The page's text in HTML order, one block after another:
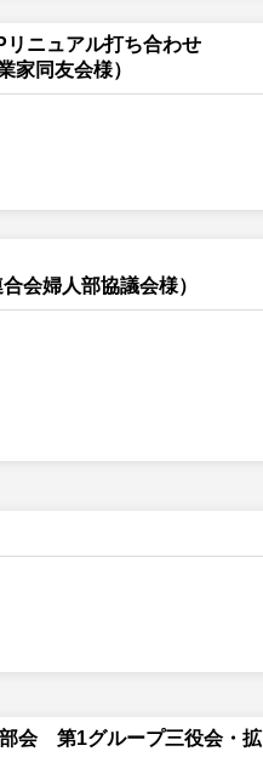
ニュアル打ち合わせ
家同友会様）
会婦人部協議会様）
会 第1グループ三役会・拡